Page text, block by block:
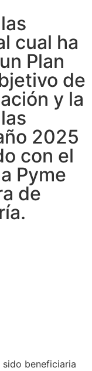
cual ha
Plan
de
y la
2025
con el
Pyme
de
sido beneficiaria